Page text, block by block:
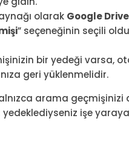
olarak Google Drive
” seçeneğinin seçili
bir yedeği varsa,
geri yüklenmelidir.
arama geçmişinizi
yedeklediyseniz işe